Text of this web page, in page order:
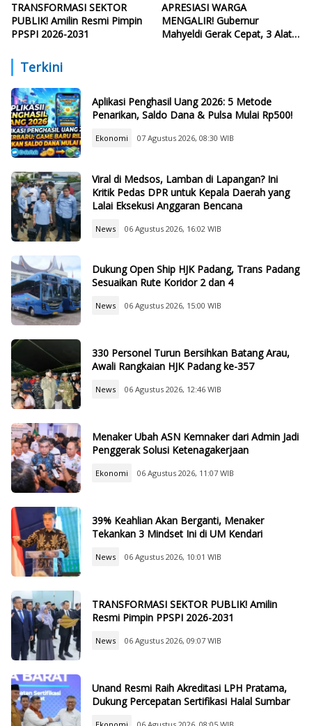
TRANSFORMASI SEKTOR
PUBLIK! Amilin Resmi Pimpin
PPSPI 2026-2031
APRESIASI WARGA
MENGALIR! Gubernur
Mahyeldi Gerak Cepat, 3 Alat
Terkini
Aplikasi Penghasil Uang 2026: 5 Metode
Penarikan, Saldo Dana & Pulsa Mulai Rp500!
Ekonomi 07 Agustus 2026, 08:30 WIB
Viral di Medsos, Lamban di Lapangan? Ini
Kritik Pedas DPR untuk Kepala Daerah yang
Lalai Eksekusi Anggaran Bencana
News 06 Agustus 2026, 16:02 WIB
Dukung Open Ship HJK Padang, Trans Padang
Sesuaikan Rute Koridor 2 dan 4
News 06 Agustus 2026, 15:00 WIB
330 Personel Turun Bersihkan Batang Arau,
Awali Rangkaian HJK Padang ke-357
News 06 Agustus 2026, 12:46 WIB
Menaker Ubah ASN Kemnaker dari Admin Jadi
Penggerak Solusi Ketenagakerjaan
Ekonomi 06 Agustus 2026, 11:07 WIB
39% Keahlian Akan Berganti, Menaker
Tekankan 3 Mindset Ini di UM Kendari
News 06 Agustus 2026, 10:01 WIB
TRANSFORMASI SEKTOR PUBLIK! Amilin
Resmi Pimpin PPSPI 2026-2031
News 06 Agustus 2026, 09:07 WIB
Unand Resmi Raih Akreditasi LPH Pratama,
Dukung Percepatan Sertifikasi Halal Sumbar